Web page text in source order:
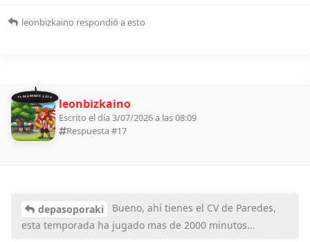
leonbizkaino respondió a esto
11 ALDEANOS 2026 leonbizkaino
Escrito el día 3/07/2026 a las 08:09
Respuesta #17
depasoporaki
Bueno, ahí tienes el CV de Paredes,
esta temporada ha jugado mas de 2000 minutos...